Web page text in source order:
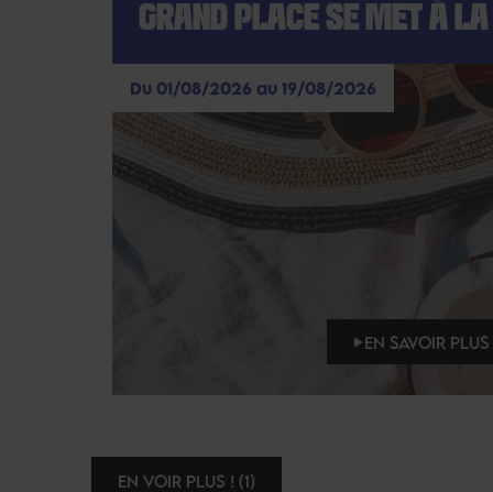
GRAND PLACE SE MET À
Du 01/08/2026 au 19/08/2026
EN SAVOIR
EN VOIR PLUS ! (1)